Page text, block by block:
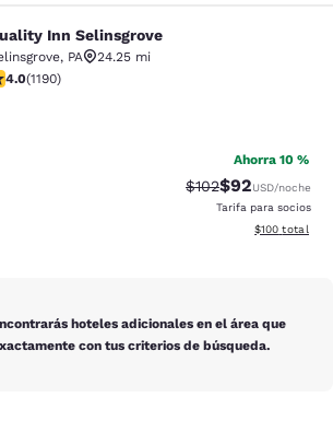
Selinsgrove
Inn Selinsgrove
, PA
24.25 mi
de 4.03 estrellas. Muy bueno. 1190
4.0(1190)
Ahorra 10 %
Precio tachado:
$102Precio con
$92USD/noche
Tarifa para socios
Ver detalles
$100 total
hoteles adicionales en el área que
con tus criterios de búsqueda.